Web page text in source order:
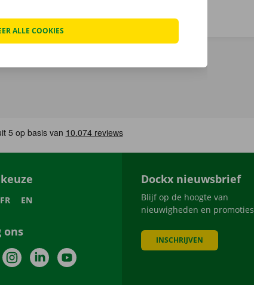
FR EN
ons
InstagramLinkedInYouTube
Dockx nieuwsbrief
Blijf op de hoogte van
nieuwigheden en promoties
INSCHRIJVEN
ALLE COOKIES